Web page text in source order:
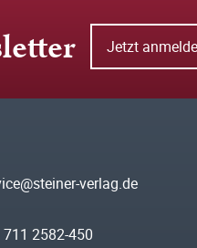
Jetzt
verlag.de
2582-450